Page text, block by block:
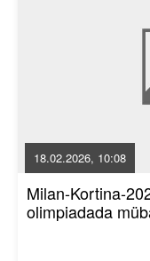
18.02.2026, 10:08
Milan-Kortina-
olimpiadada